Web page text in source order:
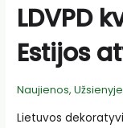
LDVPD
Estijos
Naujienos,Užsienyje
Lietuvos